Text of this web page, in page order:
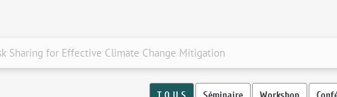
Sharing for Effective Climate Change Mitigation